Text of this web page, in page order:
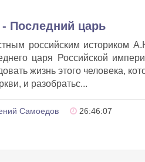
Последний царь
российским историком
царя Российской
жизнь этого человека,
и разобратьс...
Самоедов 26:46:07